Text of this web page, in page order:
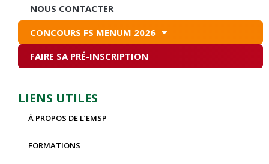
NOUS CONTACTER
CONCOURS FS MENUM 2026
FAIRE SA PRÉ-INSCRIPTION
LIENS UTILES
À PROPOS DE L’EMSP
FORMATIONS